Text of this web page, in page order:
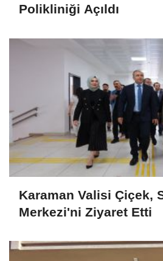
Polikliniği Açıldı
Karaman Valisi Çiçek,
Merkezi'ni Ziyaret Etti